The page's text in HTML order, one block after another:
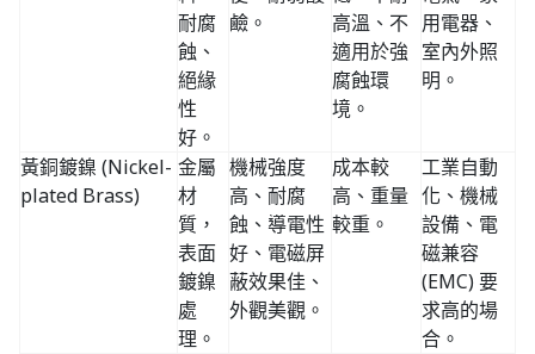
耐腐
蝕、
絕緣
性
好。
鹼。
高溫、不
適用於強
腐蝕環
境。
用電器、
室內外照
明。
黃銅鍍鎳 (Nickel-
plated Brass)
金屬
材
質，
表面
鍍鎳
處
理。
機械強度
高、耐腐
蝕、導電性
好、電磁屏
蔽效果佳、
外觀美觀。
成本較
高、重量
較重。
工業自動
化、機械
設備、電
磁兼容
(EMC) 要
求高的場
合。